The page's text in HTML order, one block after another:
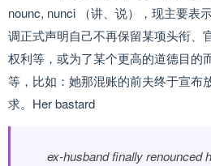
nounc, nunci （讲、说），现主要表
调正式声明自己不再保留某项头衔、
权利等，或为了某个更高的道德目的
等，比如：她那混账的前夫终于宣布
求。Her bastard
ex-husband finally renounced